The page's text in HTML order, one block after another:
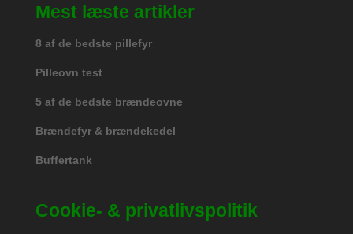
Mest læste artikler
8 af de bedste pillefyr
Pilleovn test
5 af de bedste brændeovne
Brændefyr & brændekedel
Buffertank
Cookie- & privatlivspolitik